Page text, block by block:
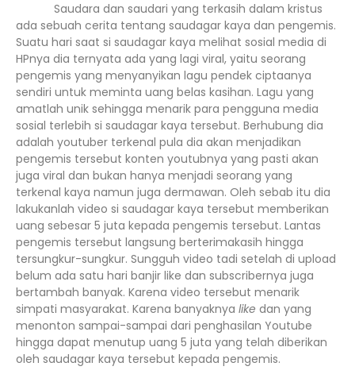
Saudara dan saudari yang terkasih dalam kristus
ada sebuah cerita tentang saudagar kaya dan pengemis.
Suatu hari saat si saudagar kaya melihat sosial media di
HPnya dia ternyata ada yang lagi viral, yaitu seorang
pengemis yang menyanyikan lagu pendek ciptaanya
sendiri untuk meminta uang belas kasihan. Lagu yang
amatlah unik sehingga menarik para pengguna media
sosial terlebih si saudagar kaya tersebut. Berhubung dia
adalah youtuber terkenal pula dia akan menjadikan
pengemis tersebut konten youtubnya yang pasti akan
juga viral dan bukan hanya menjadi seorang yang
terkenal kaya namun juga dermawan. Oleh sebab itu dia
lakukanlah video si saudagar kaya tersebut memberikan
uang sebesar 5 juta kepada pengemis tersebut. Lantas
pengemis tersebut langsung berterimakasih hingga
tersungkur-sungkur. Sungguh video tadi setelah di upload
belum ada satu hari banjir like dan subscribernya juga
bertambah banyak. Karena video tersebut menarik
simpati masyarakat. Karena banyaknya like dan yang
menonton sampai-sampai dari penghasilan Youtube
hingga dapat menutup uang 5 juta yang telah diberikan
oleh saudagar kaya tersebut kepada pengemis.